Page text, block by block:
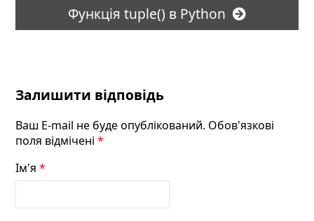
Функція tuple() в Python
Залишити відповідь
Ваш E-mail не буде опублікований. Обов'язкові
поля відмічені*
Ім'я*